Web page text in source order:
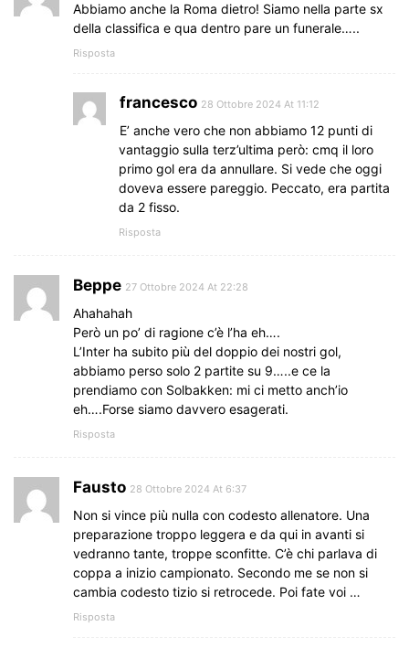
Abbiamo anche la Roma dietro! Siamo nella parte sx
della classifica e qua dentro pare un funerale…..
Risposta
francesco 28 Ottobre 2024 At 11:12
E’ anche vero che non abbiamo 12 punti di
vantaggio sulla terz’ultima però: cmq il loro
primo gol era da annullare. Si vede che oggi
doveva essere pareggio. Peccato, era partita
da 2 fisso.
Risposta
Beppe 27 Ottobre 2024 At 22:28
Ahahahah
Però un po’ di ragione c’è l’ha eh….
L’Inter ha subito più del doppio dei nostri gol,
abbiamo perso solo 2 partite su 9…..e ce la
prendiamo con Solbakken: mi ci metto anch’io
eh….Forse siamo davvero esagerati.
Risposta
Fausto 28 Ottobre 2024 At 6:37
Non si vince più nulla con codesto allenatore. Una
preparazione troppo leggera e da qui in avanti si
vedranno tante, troppe sconfitte. C’è chi parlava di
coppa a inizio campionato. Secondo me se non si
cambia codesto tizio si retrocede. Poi fate voi …
Risposta